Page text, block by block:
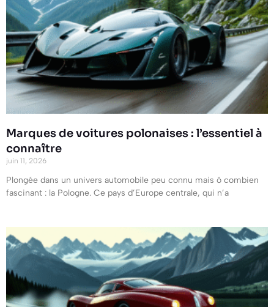
Marques de voitures polonaises : l’essentiel à
connaître
juin 11, 2026
Plongée dans un univers automobile peu connu mais ô combien
fascinant : la Pologne. Ce pays d’Europe centrale, qui n’a